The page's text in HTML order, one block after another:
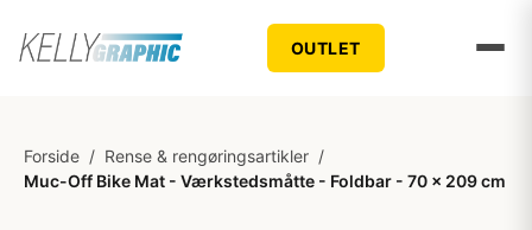
OUTLET
Forside / Rense & rengøringsartikler /
Muc-Off Bike Mat - Værkstedsmåtte - Foldbar - 70 x 209 cm